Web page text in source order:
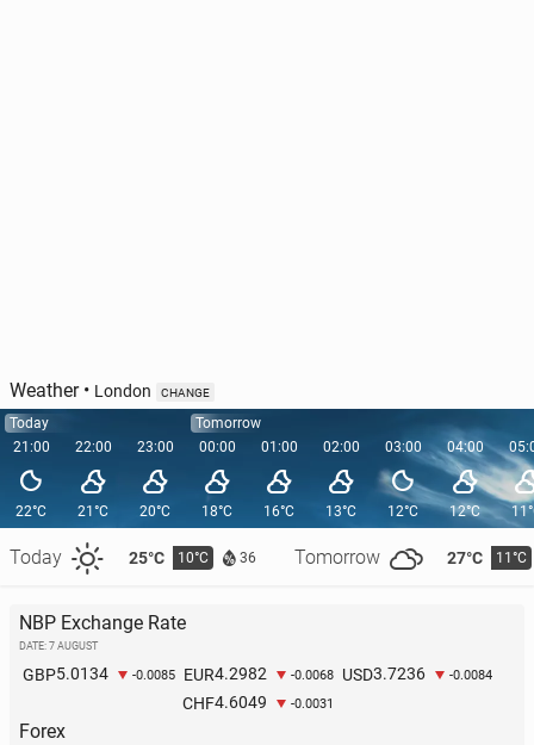
Weather• London CHANGE
Today
21:00
22°C
Today 25°C 10°C 36 Tomorrow 27°C 11°C
22:00
21°C
23:00
20°C
Tomorrow
00:00
18°C
01:00
16°C
02:00
13°C
03:00
12°C
04:00
12°C
NBP Exchange Rate
DATE: 7 AUGUST
GBP5.0134 -0.0085 EUR4.2982 -0.0068 USD3.7236 -0.0084
CHF4.6049 -0.0031
Forex